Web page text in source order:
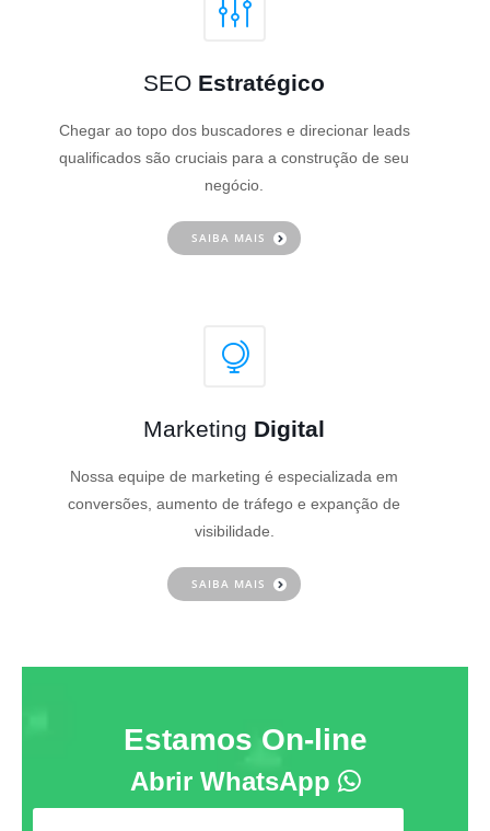
SEO Estratégico
Chegar ao topo dos buscadores e direcionar leads
qualificados são cruciais para a construção de seu
negócio.
SAIBA MAIS
Marketing Digital
Nossa equipe de marketing é especializada em
conversões, aumento de tráfego e expanção de
visibilidade.
SAIBA MAIS
Estamos On-line
Abrir WhatsApp